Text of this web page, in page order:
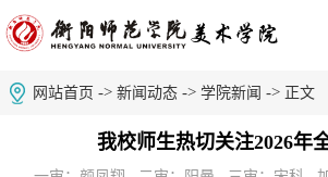
网站首页 -> 新闻动态 -> 学院新闻 -> 正文
我校师生热切关注2026年